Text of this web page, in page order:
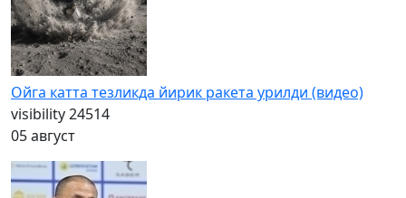
Ойга катта тезликда йирик ракета урилди (видео)
visibility24514
05 август